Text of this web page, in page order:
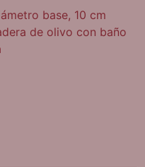
base, 10 cm
de olivo con baño